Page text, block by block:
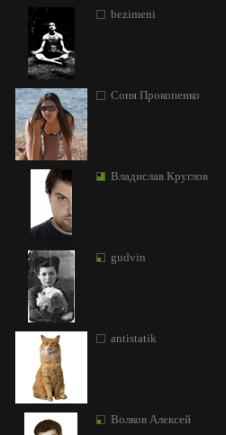
bezimeni
Соня Прокопенко
Владислав Круглов
gudvin
antistatik
Волков Алексей